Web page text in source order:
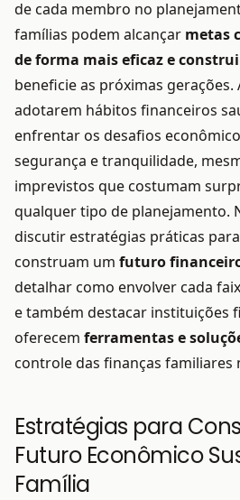
de cada membro no
famílias podem alcançar metas
de forma mais eficaz e
beneficie as próximas gerações.
adotarem hábitos financeiros
enfrentar os desafios
segurança e tranquilidade,
imprevistos que costumam
qualquer tipo de planejamento.
discutir estratégias práticas
construam um futuro
detalhar como envolver cada
e também destacar instituições
oferecem ferramentas e
controle das finanças familiares
Estratégias para
Futuro Econômico
Família